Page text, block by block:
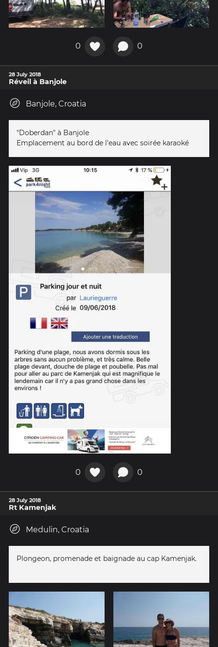
0 0
28 July 2018
Réveil à Banjole
Banjole, Croatia
"Doberdan" à Banjole
Emplacement au bord de l'eau avec soirée karaoké
0 0
28 July 2018
Rt Kamenjak
Medulin, Croatia
Plongeon, promenade et baignade au cap Kamenjak.